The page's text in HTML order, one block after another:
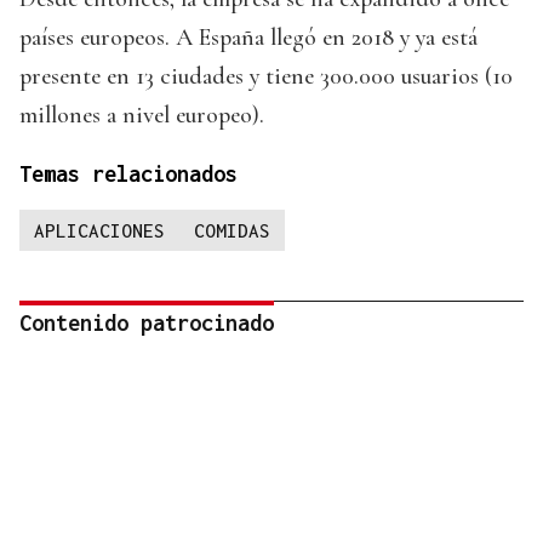
países europeos. A España llegó en 2018 y ya está
presente en 13 ciudades y tiene 300.000 usuarios (10
millones a nivel europeo).
Temas relacionados
APLICACIONES COMIDAS
Contenido patrocinado